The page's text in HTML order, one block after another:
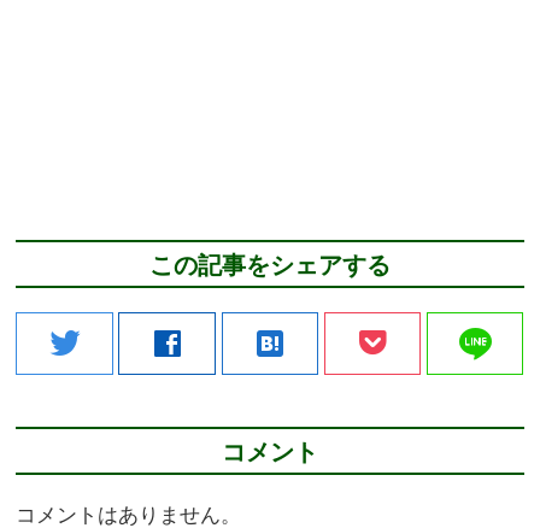
この記事をシェアする
twitter facebook hatenabookmark line
コメント
コメントはありません。